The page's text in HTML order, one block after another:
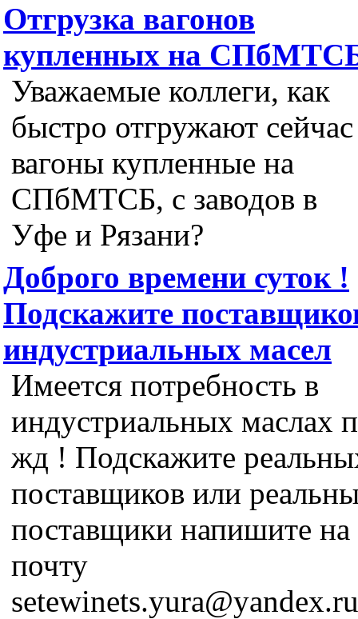
Отгрузка вагонов
купленных на
Уважаемые коллеги, как
быстро отгружают сейчас
вагоны купленные на
СПбМТСБ, с заводов в
Уфе и Рязани?
Доброго времени суток !
Подскажите
индустриальных масел
Имеется потребность в
индустриальных маслах
жд ! Подскажите
поставщиков или
поставщики напишите на
почту
setewinets.yura@yandex.ru